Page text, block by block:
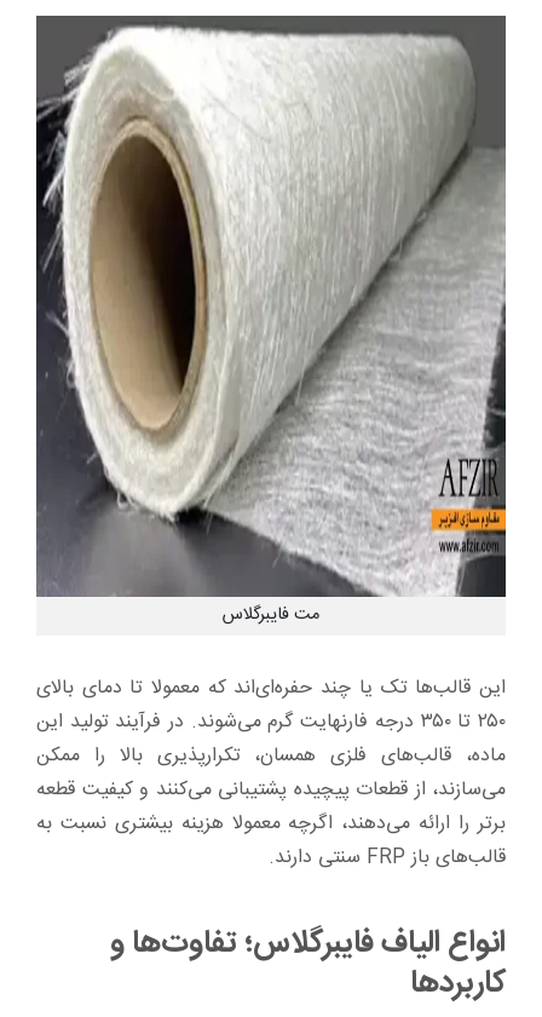
مت فایبرگلاس
این قالب‌ها تک یا چند حفره‌ای‌اند که معمولا تا دمای بالای
۲۵۰ تا ۳۵۰ درجه فارنهایت گرم می‌شوند. در فرآیند تولید این
ماده، قالب‌های فلزی همسان، تکرارپذیری بالا را ممکن
می‌سازند، از قطعات پیچیده پشتیبانی می‌کنند و کیفیت قطعه
برتر را ارائه می‌دهند، اگرچه معمولا هزینه بیشتری نسبت به
قالب‌های باز FRP سنتی دارند.
انواع الیاف فایبرگلاس؛ تفاوت‌ها و
کاربردها